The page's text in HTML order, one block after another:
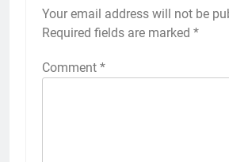
Your email address will not be
Required fields are marked *
Comment *